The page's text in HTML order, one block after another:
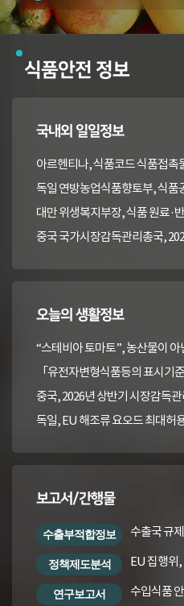
식품안전 정보
국내외 일일정보
오늘의 생활정보
보고서/간행물
수출부적합정보
정책제도분석
연구보고서